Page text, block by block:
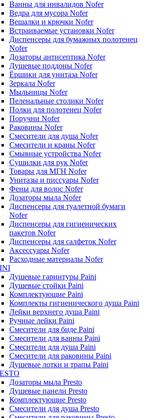
Ванны для инвалидов Nofer
Ведра для мусора Nofer
Вешалки и крючки Nofer
Встраиваемые установки Nofer
Диспенсеры для бумажных полотенец
Nofer
Дозаторы антисептика Nofer
Душевые поддоны Nofer
Ёршики для унитаза Nofer
Зеркала Nofer
Мыльницы Nofer
Пеленальные столики Nofer
Полки для полотенец Nofer
Поручни Nofer
Раковины Nofer
Смесители для душа Nofer
Смесители и краны Nofer
Смывные устройства Nofer
Сушилки для рук Nofer
Товары для МГН Nofer
Унитазы и писсуары Nofer
Фены для волос Nofer
Дозаторы мыла Nofer
Диспенсеры для туалетной бумаги
Nofer
Диспенсеры для гигиенических
пакетов Nofer
Диспенсеры для салфеток Nofer
Аксессуары Nofer
Расходные материалы Nofer
Душевые гарнитуры Paini
Душевые стойки Paini
Комплектующие Paini
Комплекты гигиенического душа Paini
Лейки верхнего душа Paini
Ручные лейки Paini
Смесители для биде Paini
Смесители для ванны Paini
Смесители для душа Paini
Смесители для раковины Paini
Душевые лотки и трапы Paini
Дозаторы мыла Presto
Душевые панели Presto
Комплектующие Presto
Смесители для душа Presto